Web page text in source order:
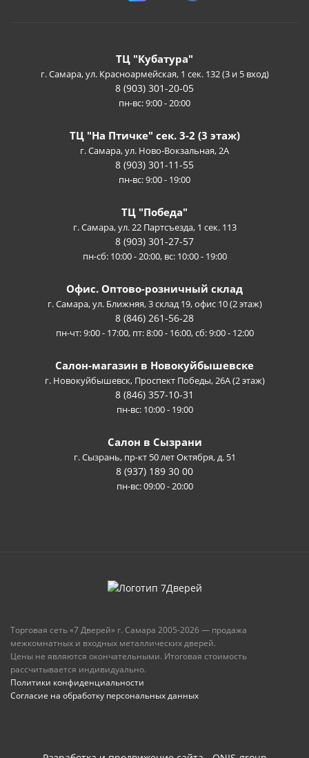
ТЦ "Кубатура"
г. Самара, ул. Красноармейская, 1 сек. 132 (3 и 5 вход)
8 (903) 301-20-05
пн-вс: 9:00 - 20:00
ТЦ "На Птичке" сек. 3-2 (3 этаж)
г. Самара, ул. Ново-Вокзальная, 2А
8 (903) 301-11-55
пн-вс: 9:00 - 19:00
ТЦ "Победа"
г. Самара, ул. 22 Партсъезда, 1 сек. 113
8 (903) 301-27-57
пн-сб: 10:00 - 20:00, вс: 10:00 - 19:00
Офис. Оптово-розничный склад
г. Самара, ул. Ближняя, 3 склад 19, офис 10 (2 этаж)
8 (846) 261-56-28
пн-чт: 9:00 - 17:00, пт: 8:00 - 16:00, сб: 9:00 - 12:00
Салон-магазин в Новокуйбышевске
г. Новокуйбышевск, Проспект Победы, 26А (2 этаж)
8 (846) 357-10-31
пн-вс: 10:00 - 19:00
Салон в Сызрани
г. Сызрань, пр-кт 50 лет Октября, д. 51
8 (937) 189 30 00
пн-вс: 09:00 - 20:00
Торговая сеть «7 Дверей» г. Самара 2005-2026 — продажа
межкомнатных и входных металлических дверей.
Цены не являются окончательными. Итоговая стоимость
рассчитывается индивидуально.
Политики конфиденциальности
Согласие на обработку персональных данных